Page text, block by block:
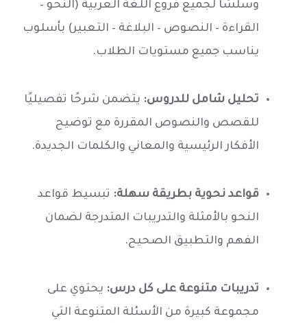
وسلسًا لجميع فروع اللغة العربية (النحو –
القراءة – النصوص – البلاغة – التعبير) بأسلوب
يناسب جميع مستويات الطلاب.
تحليل شامل للدروس: يتضمن شرحًا تفصيليًا
للقصص والنصوص المقررة مع توضيح
الأفكار الرئيسية والمعاني والكلمات الجديدة.
قواعد نحوية بطريقة سهلة: تبسيط قواعد
النحو بالأمثلة والتدريبات المتدرجة لضمان
الفهم والتطبيق الصحيح.
تدريبات متنوعة على كل درس: يحتوي على
مجموعة كبيرة من الأسئلة المتنوعة التي